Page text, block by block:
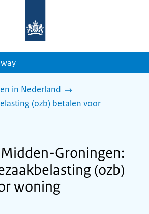
homepage
in Nederland
(ozb) betalen voor
Groningen:
(ozb)
woning